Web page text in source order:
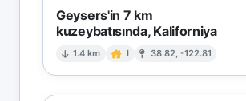
Geysers'in 7 km
kuzeybatısında, Kaliforniya
1.4 km I 38.82, -122.81